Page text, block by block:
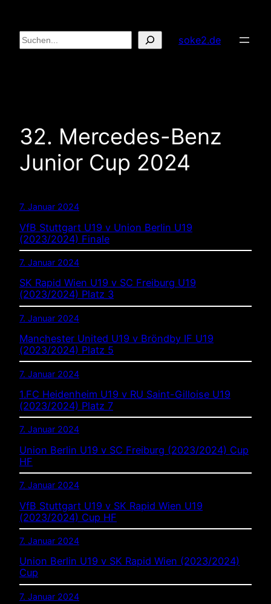
Inhalt
springen
Suchen soke2.de
32. Mercedes-Benz
Junior Cup 2024
7. Januar 2024
VfB Stuttgart U19 v Union Berlin U19
(2023/2024) Finale
7. Januar 2024
SK Rapid Wien U19 v SC Freiburg U19
(2023/2024) Platz 3
7. Januar 2024
Manchester United U19 v Bröndby IF U19
(2023/2024) Platz 5
7. Januar 2024
1.FC Heidenheim U19 v RU Saint-Gilloise U19
(2023/2024) Platz 7
7. Januar 2024
Union Berlin U19 v SC Freiburg (2023/2024) Cup
HF
7. Januar 2024
VfB Stuttgart U19 v SK Rapid Wien U19
(2023/2024) Cup HF
7. Januar 2024
Union Berlin U19 v SK Rapid Wien (2023/2024)
Cup
7. Januar 2024